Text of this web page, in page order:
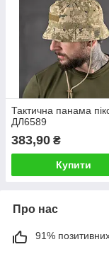
Тактична панама
ДЛ6589
383,90 ₴
Купити
Про нас
91% позитивних